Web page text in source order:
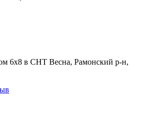
6х8 в СНТ Весна, Рамонский р-н,